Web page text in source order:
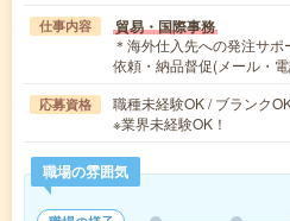
仕事内容 貿易・国際事務
＊海外仕入先への発注サ
依頼・納品督促(メール・
応募資格
職種未経験OK / ブランク
※業界未経験OK！
職場の雰囲気